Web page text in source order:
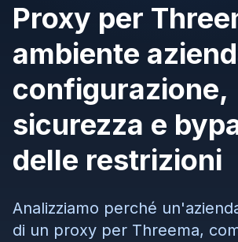
Proxy per
ambiente
configurazione,
sicurezza e
delle restrizioni
Analizziamo perché
di un proxy per Threema,